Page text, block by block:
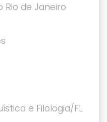
Rio de Janeiro
e Filologia/FL